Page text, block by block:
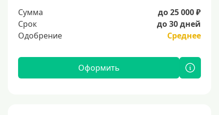
Сумма
до 25 000 ₽
Срок
до 30 дней
Одобрение
Среднее
Оформить